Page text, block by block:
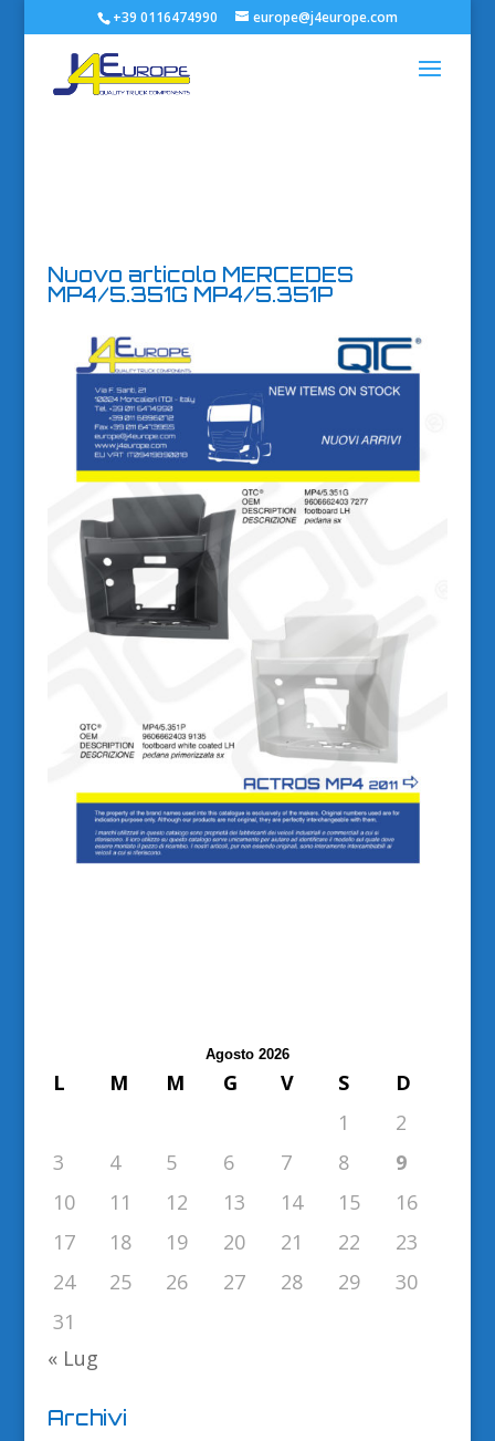
+39 0116474990 europe@j4europe.com
Nuovo articolo MERCEDES
MP4/5.351G MP4/5.351P
Agosto 2026
L M M G V S
D
1
2
3
4 5 6 7 8
9
10
11 12 13 14 15
16
17
18 19 20 21 22
23
24
25 26 27 28 29
30
31
« Lug
Archivi